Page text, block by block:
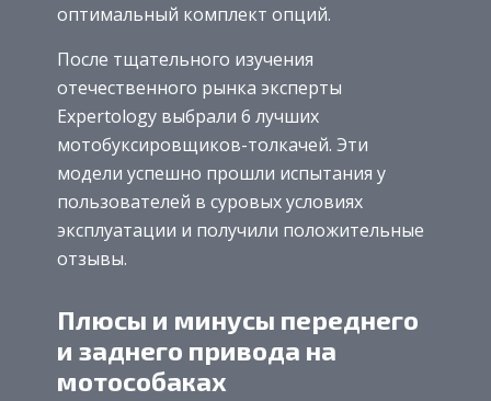
оптимальный комплект опций.
После тщательного изучения
отечественного рынка эксперты
Expertology выбрали 6 лучших
мотобуксировщиков-толкачей. Эти
модели успешно прошли испытания у
пользователей в суровых условиях
эксплуатации и получили положительные
отзывы.
Плюсы и минусы переднего
и заднего привода на
мотособаках